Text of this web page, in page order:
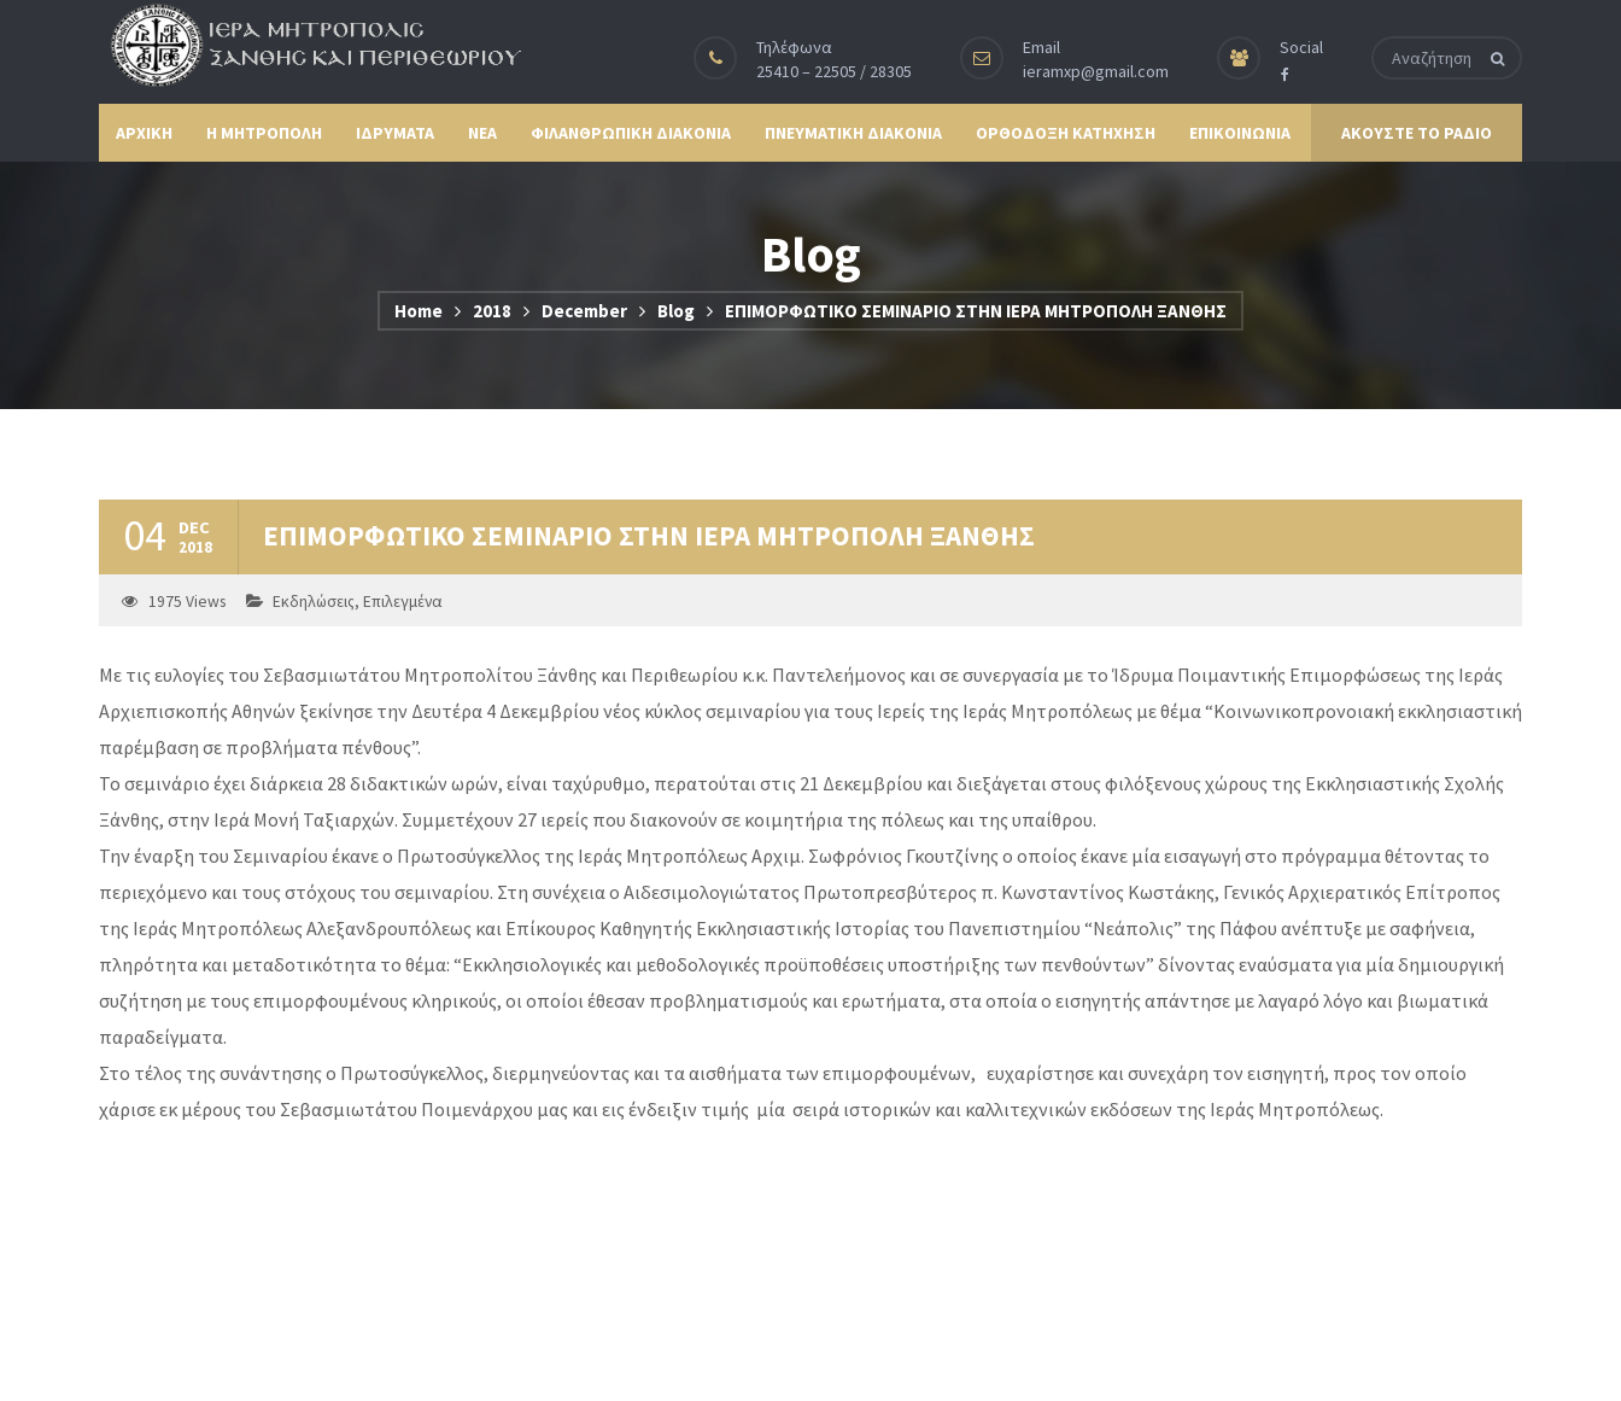
Τηλέφωνα
25410 – 22505 / 28305
Email
ieramxp@gmail.com
Social
ΑΡΧΙΚΗ Η ΜΗΤΡΟΠΟΛΗ ΙΔΡΥΜΑΤΑ ΝΕΑ ΦΙΛΑΝΘΡΩΠΙΚΗ ΔΙΑΚΟΝΙΑ ΠΝΕΥΜΑΤΙΚΗ ΔΙΑΚΟΝΙΑ ΟΡΘΟΔΟΞΗ ΚΑΤΗΧΗΣΗ ΕΠΙΚΟΙΝΩΝΙΑ ΑΚΟΥΣΤΕ ΤΟ ΡΑΔΙΟ
Blog
Home 2018 December Blog ΕΠΙΜΟΡΦΩΤΙΚΟ ΣΕΜΙΝΑΡΙΟ ΣΤΗΝ ΙΕΡΑ ΜΗΤΡΟΠΟΛΗ ΞΑΝΘΗΣ
04 DEC
2018 ΕΠΙΜΟΡΦΩΤΙΚΟ ΣΕΜΙΝΑΡΙΟ ΣΤΗΝ ΙΕΡΑ ΜΗΤΡΟΠΟΛΗ ΞΑΝΘΗΣ
1975 Views Εκδηλώσεις, Επιλεγμένα
Με τις ευλογίες του Σεβασμιωτάτου Μητροπολίτου Ξάνθης και Περιθεωρίου κ.κ. Παντελεήμονος και σε συνεργασία με το Ίδρυμα Ποιμαντικής Επιμορφώσεως της Ιεράς
Αρχιεπισκοπής Αθηνών ξεκίνησε την Δευτέρα 4 Δεκεμβρίου νέος κύκλος σεμιναρίου για τους Ιερείς της Ιεράς Μητροπόλεως με θέμα “Κοινωνικοπρονοιακή εκκλησιαστική
παρέμβαση σε προβλήματα πένθους”.
Το σεμινάριο έχει διάρκεια 28 διδακτικών ωρών, είναι ταχύρυθμο, περατούται στις 21 Δεκεμβρίου και διεξάγεται στους φιλόξενους χώρους της Εκκλησιαστικής Σχολής
Ξάνθης, στην Ιερά Μονή Ταξιαρχών. Συμμετέχουν 27 ιερείς που διακονούν σε κοιμητήρια της πόλεως και της υπαίθρου.
Την έναρξη του Σεμιναρίου έκανε ο Πρωτοσύγκελλος της Ιεράς Μητροπόλεως Αρχιμ. Σωφρόνιος Γκουτζίνης ο οποίος έκανε μία εισαγωγή στο πρόγραμμα θέτοντας το
περιεχόμενο και τους στόχους του σεμιναρίου. Στη συνέχεια ο Αιδεσιμολογιώτατος Πρωτοπρεσβύτερος π. Κωνσταντίνος Κωστάκης, Γενικός Αρχιερατικός Επίτροπος
της Ιεράς Μητροπόλεως Αλεξανδρουπόλεως και Επίκουρος Καθηγητής Εκκλησιαστικής Ιστορίας του Πανεπιστημίου “Νεάπολις” της Πάφου ανέπτυξε με σαφήνεια,
πληρότητα και μεταδοτικότητα το θέμα: “Εκκλησιολογικές και μεθοδολογικές προϋποθέσεις υποστήριξης των πενθούντων” δίνοντας εναύσματα για μία δημιουργική
συζήτηση με τους επιμορφουμένους κληρικούς, οι οποίοι έθεσαν προβληματισμούς και ερωτήματα, στα οποία ο εισηγητής απάντησε με λαγαρό λόγο και βιωματικά
παραδείγματα.
Στο τέλος της συνάντησης ο Πρωτοσύγκελλος, διερμηνεύοντας και τα αισθήματα των επιμορφουμένων, ευχαρίστησε και συνεχάρη τον εισηγητή, προς τον οποίο
χάρισε εκ μέρους του Σεβασμιωτάτου Ποιμενάρχου μας και εις ένδειξιν τιμής μία σειρά ιστορικών και καλλιτεχνικών εκδόσεων της Ιεράς Μητροπόλεως.